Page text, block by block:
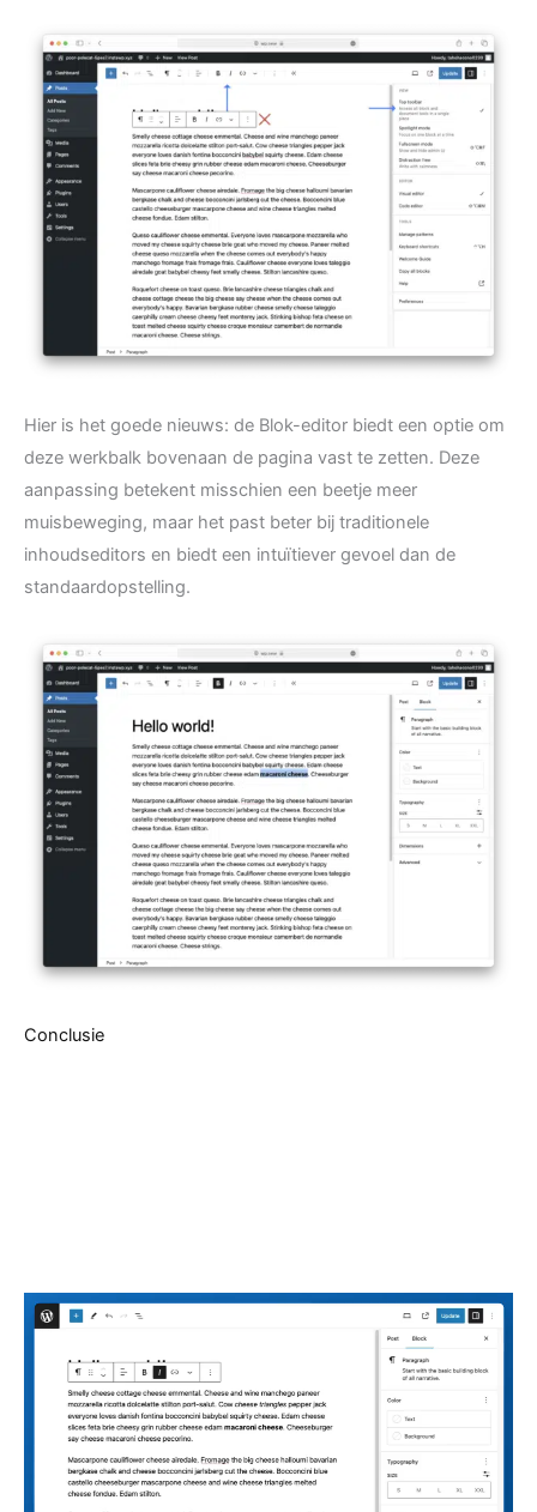
Hier is het goede nieuws: de Blok-editor biedt een optie om
deze werkbalk bovenaan de pagina vast te zetten. Deze
aanpassing betekent misschien een beetje meer
muisbeweging, maar het past beter bij traditionele
inhoudseditors en biedt een intuïtiever gevoel dan de
standaardopstelling.
Conclusie